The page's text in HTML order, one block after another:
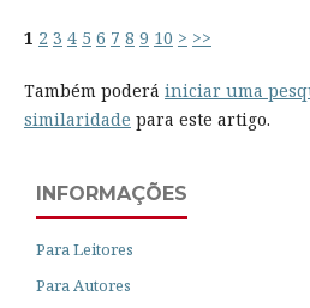
1 2 3 4 5 6 7 8 9 10 > >>
Também poderá iniciar uma
similaridade para este artigo.
INFORMAÇÕES
Para Leitores
Para Autores